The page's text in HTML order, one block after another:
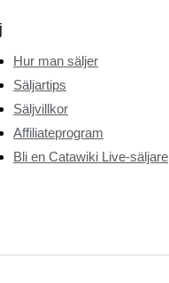
Hur man säljer
Säljartips
Säljvillkor
Affiliateprogram
Bli en Catawiki Live-säljare